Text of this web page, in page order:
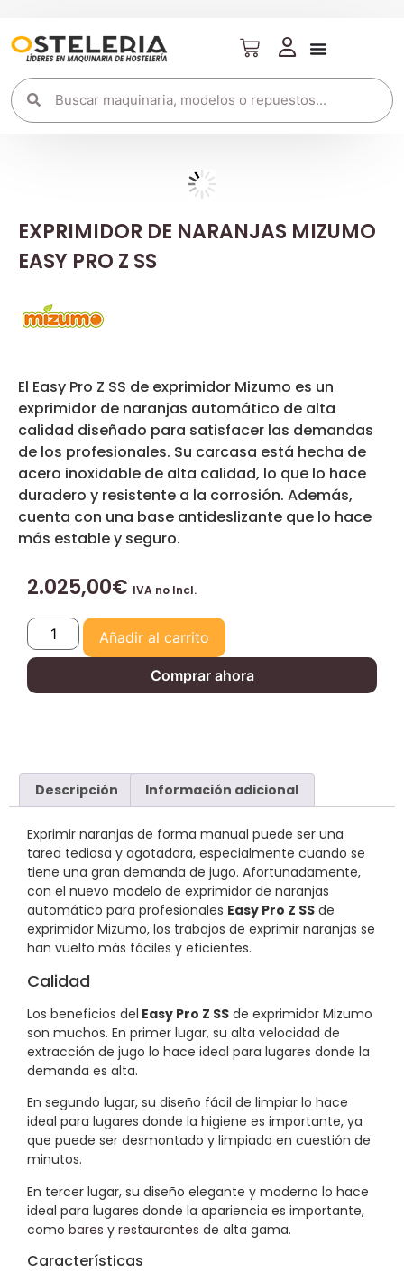
EXPRIMIDOR DE NARANJAS MIZUMO
EASY PRO Z SS
El Easy Pro Z SS de exprimidor Mizumo es un
exprimidor de naranjas automático de alta
calidad diseñado para satisfacer las demandas
de los profesionales. Su carcasa está hecha de
acero inoxidable de alta calidad, lo que lo hace
duradero y resistente a la corrosión. Además,
cuenta con una base antideslizante que lo hace
más estable y seguro.
2.025,00€ IVA no Incl.
Añadir al carrito
Comprar ahora
Descripción Información adicional
Exprimir naranjas de forma manual puede ser una
tarea tediosa y agotadora, especialmente cuando se
tiene una gran demanda de jugo. Afortunadamente,
con el nuevo modelo de exprimidor de naranjas
automático para profesionales Easy Pro Z SS de
exprimidor Mizumo, los trabajos de exprimir naranjas se
han vuelto más fáciles y eficientes.
Calidad
Los beneficios del Easy Pro Z SS de exprimidor Mizumo
son muchos. En primer lugar, su alta velocidad de
extracción de jugo lo hace ideal para lugares donde la
demanda es alta.
En segundo lugar, su diseño fácil de limpiar lo hace
ideal para lugares donde la higiene es importante, ya
que puede ser desmontado y limpiado en cuestión de
minutos.
En tercer lugar, su diseño elegante y moderno lo hace
ideal para lugares donde la apariencia es importante,
como bares y restaurantes de alta gama.
Características